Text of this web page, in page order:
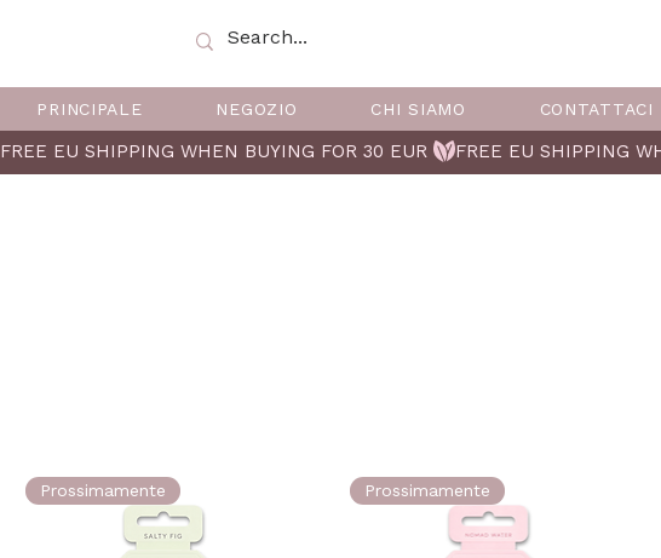
PRINCIPALE NEGOZIO CHI SIAMO CONTATTACI
FREE EU SHIPPING WHEN BUYING FOR 30 EUR
Prossimamente Prossimamente